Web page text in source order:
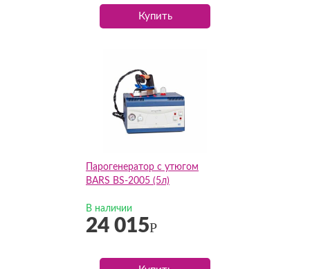
Купить
Парогенератор с утюгом
BARS BS-2005 (5л)
В наличии
24 015Р